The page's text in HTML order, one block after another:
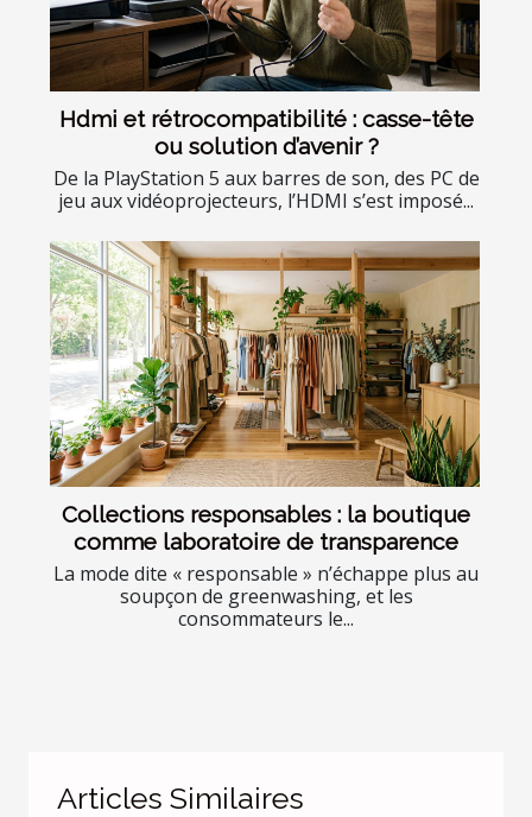
Hdmi et rétrocompatibilité : casse-tête
ou solution d’avenir ?
De la PlayStation 5 aux barres de son, des PC de
jeu aux vidéoprojecteurs, l’HDMI s’est imposé...
Collections responsables : la boutique
comme laboratoire de transparence
La mode dite « responsable » n’échappe plus au
soupçon de greenwashing, et les
consommateurs le...
Articles Similaires